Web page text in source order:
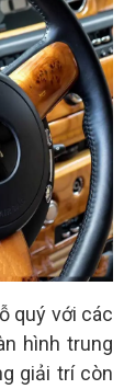
quý với các
hình trung
giải trí còn